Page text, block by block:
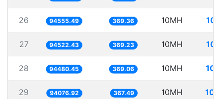
26 94555.49 369.36 10MH
27 94522.43 369.23 10MH
28 94480.45 369.06 10MH
29 94076.92 367.49 10MH